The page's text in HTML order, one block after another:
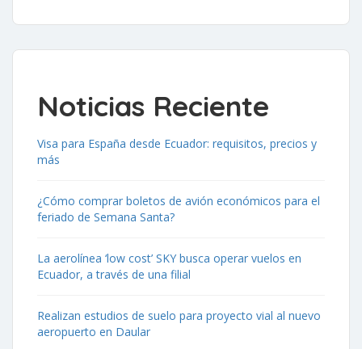
Noticias Reciente
Visa para España desde Ecuador: requisitos, precios y
más
¿Cómo comprar boletos de avión económicos para el
feriado de Semana Santa?
La aerolínea ‘low cost’ SKY busca operar vuelos en
Ecuador, a través de una filial
Realizan estudios de suelo para proyecto vial al nuevo
aeropuerto en Daular